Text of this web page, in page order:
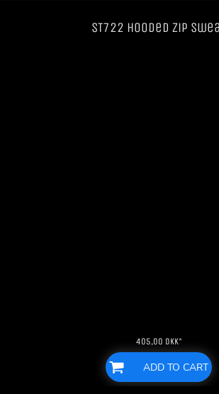
ST722 Hooded Zip
405,00 DKK*
ADD TO CART